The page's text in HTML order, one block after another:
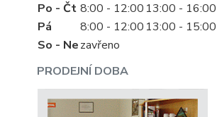
PRODEJNÍ DOBA
Po - Čt 8:00 - 12:00 13:00 - 16:00
Pá
8:00 - 12:00 13:00 - 15:00
So - Nezavřeno